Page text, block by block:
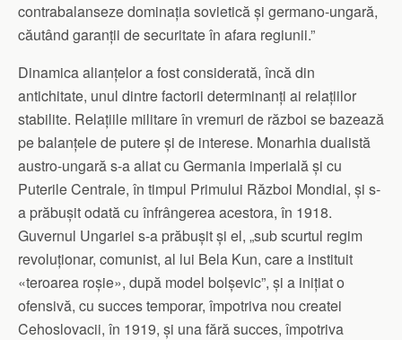
contrabalanseze dominația sovietică și germano-ungară,
căutând garanții de securitate în afara regiunii.”
Dinamica alianțelor a fost considerată, încă din
antichitate, unul dintre factorii determinanți ai relațiilor
stabilite. Relațiile militare în vremuri de război se bazează
pe balanțele de putere și de interese. Monarhia dualistă
austro-ungară s-a aliat cu Germania imperială și cu
Puterile Centrale, în timpul Primului Război Mondial, și s-
a prăbușit odată cu înfrângerea acestora, în 1918.
Guvernul Ungariei s-a prăbușit și el, „sub scurtul regim
revoluționar, comunist, al lui Bela Kun, care a instituit
«teroarea roșie», după model bolșevic”, și a inițiat o
ofensivă, cu succes temporar, împotriva nou createi
Cehoslovacii, în 1919, și una fără succes, împotriva